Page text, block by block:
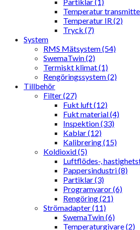
Temperatur
Temperatur IR (2)
Tryck (7)
System
RMS Mätsystem (54)
SwemaTwin (2)
Termiskt klimat (1)
Rengöringssystem (2)
Tillbehör
Filter (27)
Fukt luft (12)
Fukt material (4)
Inspektion (33)
Kablar (12)
Kalibrering (15)
Koldioxid (5)
Luftflödes-,
Pappersindustri (8)
Partiklar (3)
Programvaror (6)
Rengöring (21)
Strömadapter (11)
SwemaTwin (6)
Temperaturgivare (2)